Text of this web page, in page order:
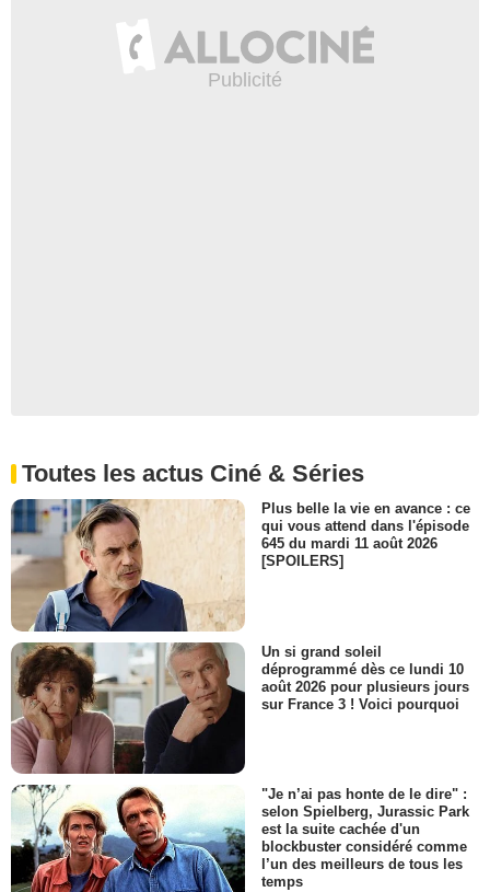
Toutes les actus Ciné & Séries
Plus belle la vie en avance : ce
qui vous attend dans l'épisode
645 du mardi 11 août 2026
[SPOILERS]
Un si grand soleil
déprogrammé dès ce lundi 10
août 2026 pour plusieurs jours
sur France 3 ! Voici pourquoi
"Je n’ai pas honte de le dire" :
selon Spielberg, Jurassic Park
est la suite cachée d'un
blockbuster considéré comme
l’un des meilleurs de tous les
temps